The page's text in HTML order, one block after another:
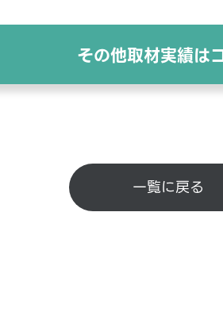
その他取材実績は
一覧に戻る